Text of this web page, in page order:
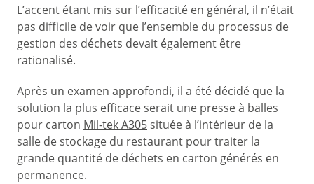
L’accent étant mis sur l’efficacité en général, il n’était
pas difficile de voir que l’ensemble du processus de
gestion des déchets devait également être
rationalisé.
Après un examen approfondi, il a été décidé que la
solution la plus efficace serait une presse à balles
pour carton Mil-tek A305située à l’intérieur de la
salle de stockage du restaurant pour traiter la
grande quantité de déchets en carton générés en
permanence.